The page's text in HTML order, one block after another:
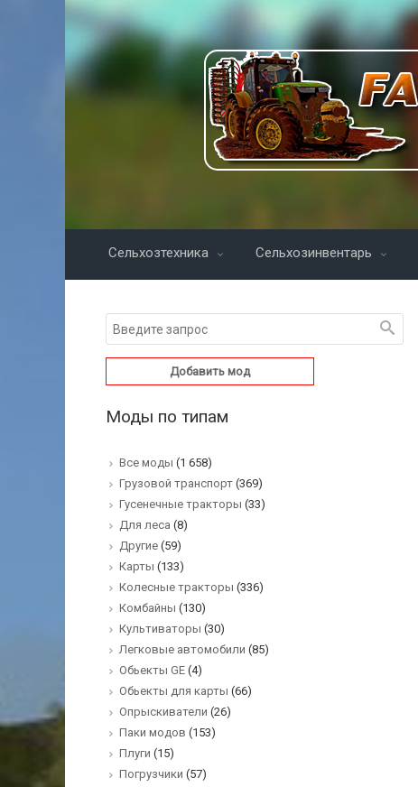
Сельхозтехника Сельхозинвентарь
Добавить мод
Моды по типам
Все моды (1 658)
Грузовой транспорт (369)
Гусенечные тракторы (33)
Для леса (8)
Другие (59)
Карты (133)
Колесные тракторы (336)
Комбайны (130)
Культиваторы (30)
Легковые автомобили (85)
Обьекты GE (4)
Обьекты для карты (66)
Опрыскиватели (26)
Паки модов (153)
Плуги (15)
Погрузчики (57)